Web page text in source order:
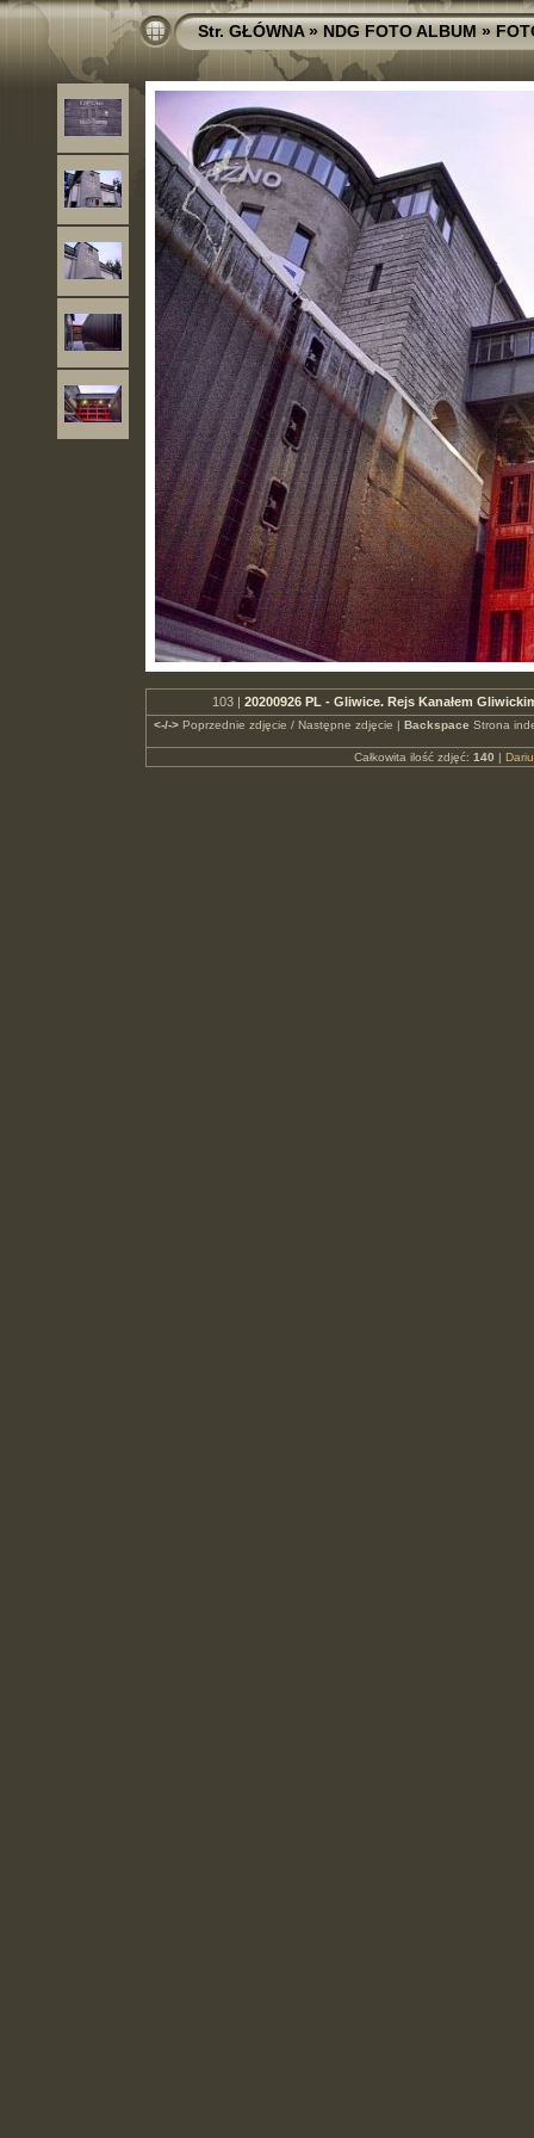
Str. GŁÓWNA»NDG FOTO ALBUM»
103 | 20200926 PL - Gliwice. Rejs Kanałem
<-/->Poprzednie zdjęcie / Następne zdjęcie | Backspace Strona
Całkowita ilość zdjęć: 140 |